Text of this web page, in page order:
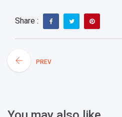
Share :
PREV